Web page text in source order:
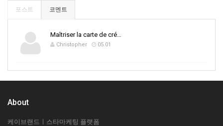
포스트 코멘트
Maîtriser la carte de cré…
Christopher 05.01
About
케이브랜드ㅣ스타마케팅 플랫폼